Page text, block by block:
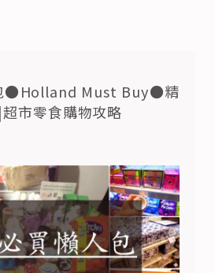
●Holland Must Buy●精
市零食購物攻略